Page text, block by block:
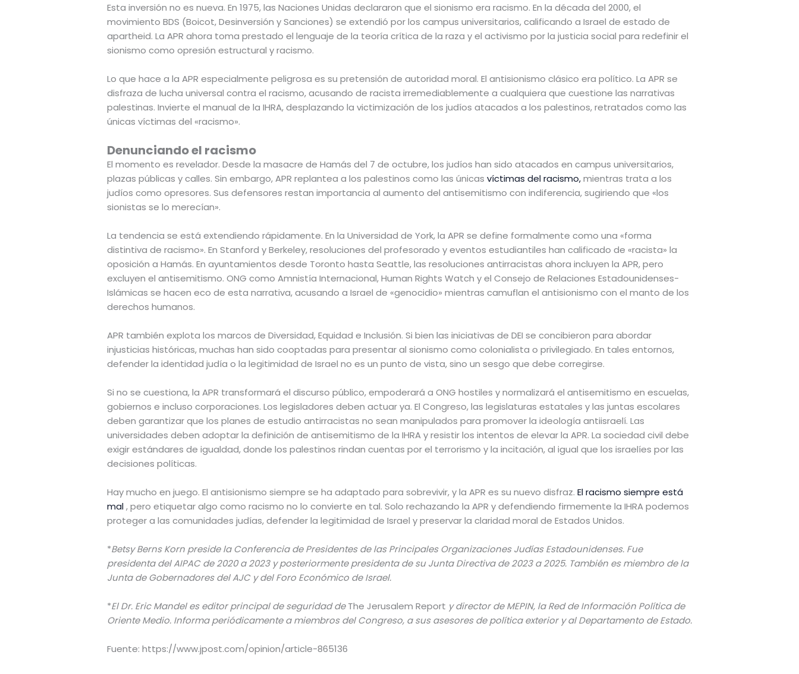
Esta inversión no es nueva. En 1975, las Naciones Unidas declararon que el sionismo era racismo. En la década del 2000, el
movimiento BDS (Boicot, Desinversión y Sanciones) se extendió por los campus universitarios, calificando a Israel de estado de
apartheid. La APR ahora toma prestado el lenguaje de la teoría crítica de la raza y el activismo por la justicia social para redefinir el
sionismo como opresión estructural y racismo.
Lo que hace a la APR especialmente peligrosa es su pretensión de autoridad moral. El antisionismo clásico era político. La APR se
disfraza de lucha universal contra el racismo, acusando de racista irremediablemente a cualquiera que cuestione las narrativas
palestinas. Invierte el manual de la IHRA, desplazando la victimización de los judíos atacados a los palestinos, retratados como las
únicas víctimas del «racismo».
Denunciando el racismo
El momento es revelador. Desde la masacre de Hamás del 7 de octubre, los judíos han sido atacados en campus universitarios,
plazas públicas y calles. Sin embargo, APR replantea a los palestinos como las únicas víctimas del racismo,mientras trata a los
judíos como opresores. Sus defensores restan importancia al aumento del antisemitismo con indiferencia, sugiriendo que «los
sionistas se lo merecían».
La tendencia se está extendiendo rápidamente. En la Universidad de York, la APR se define formalmente como una «forma
distintiva de racismo». En Stanford y Berkeley, resoluciones del profesorado y eventos estudiantiles han calificado de «racista» la
oposición a Hamás. En ayuntamientos desde Toronto hasta Seattle, las resoluciones antirracistas ahora incluyen la APR, pero
excluyen el antisemitismo. ONG como Amnistía Internacional, Human Rights Watch y el Consejo de Relaciones Estadounidenses-
Islámicas se hacen eco de esta narrativa, acusando a Israel de «genocidio» mientras camuflan el antisionismo con el manto de los
derechos humanos.
APR también explota los marcos de Diversidad, Equidad e Inclusión. Si bien las iniciativas de DEI se concibieron para abordar
injusticias históricas, muchas han sido cooptadas para presentar al sionismo como colonialista o privilegiado. En tales entornos,
defender la identidad judía o la legitimidad de Israel no es un punto de vista, sino un sesgo que debe corregirse.
Si no se cuestiona, la APR transformará el discurso público, empoderará a ONG hostiles y normalizará el antisemitismo en escuelas,
gobiernos e incluso corporaciones. Los legisladores deben actuar ya. El Congreso, las legislaturas estatales y las juntas escolares
deben garantizar que los planes de estudio antirracistas no sean manipulados para promover la ideología antiisraelí. Las
universidades deben adoptar la definición de antisemitismo de la IHRA y resistir los intentos de elevar la APR. La sociedad civil debe
exigir estándares de igualdad, donde los palestinos rindan cuentas por el terrorismo y la incitación, al igual que los israelíes por las
decisiones políticas.
Hay mucho en juego. El antisionismo siempre se ha adaptado para sobrevivir, y la APR es su nuevo disfraz. El racismo siempre está
mal, pero etiquetar algo como racismo no lo convierte en tal. Solo rechazando la APR y defendiendo firmemente la IHRA podemos
proteger a las comunidades judías, defender la legitimidad de Israel y preservar la claridad moral de Estados Unidos.
*Betsy Berns Korn preside la Conferencia de Presidentes de las Principales Organizaciones Judías Estadounidenses. Fue
presidenta del AIPAC de 2020 a 2023 y posteriormente presidenta de su Junta Directiva de 2023 a 2025. También es miembro de la
Junta de Gobernadores del AJC y del Foro Económico de Israel.
*El Dr. Eric Mandel es editor principal de seguridad deThe Jerusalem Report y director de MEPIN, la Red de Información Política de
Oriente Medio. Informa periódicamente a miembros del Congreso, a sus asesores de política exterior y al Departamento de Estado.
Fuente: https://www.jpost.com/opinion/article-865136